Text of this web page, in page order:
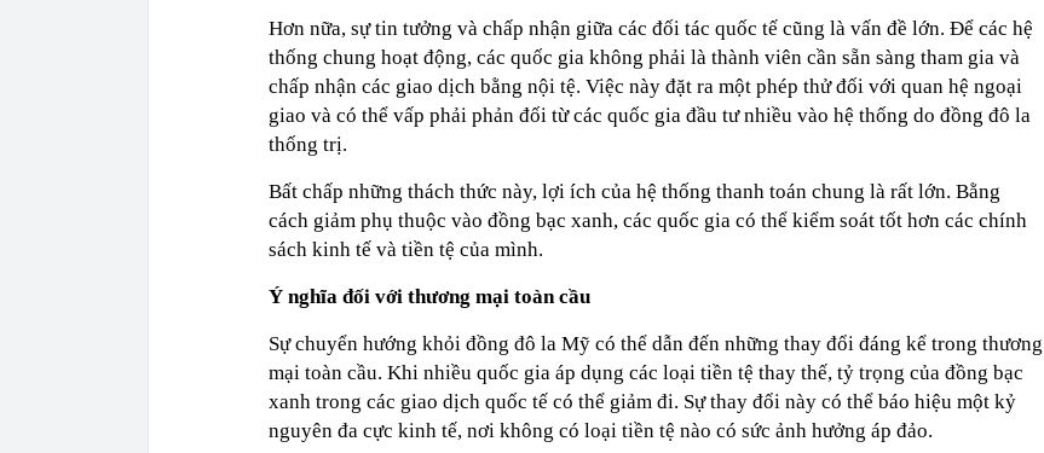
Hơn nữa, sự tin tưởng và chấp nhận giữa các đối tác quốc tế cũng là vấn đề lớn. Để các hệ
thống chung hoạt động, các quốc gia không phải là thành viên cần sẵn sàng tham gia và
chấp nhận các giao dịch bằng nội tệ. Việc này đặt ra một phép thử đối với quan hệ ngoại
giao và có thể vấp phải phản đối từ các quốc gia đầu tư nhiều vào hệ thống do đồng đô la
thống trị.
Bất chấp những thách thức này, lợi ích của hệ thống thanh toán chung là rất lớn. Bằng
cách giảm phụ thuộc vào đồng bạc xanh, các quốc gia có thể kiểm soát tốt hơn các chính
sách kinh tế và tiền tệ của mình.
Ý nghĩa đối với thương mại toàn cầu
Sự chuyển hướng khỏi đồng đô la Mỹ có thể dẫn đến những thay đổi đáng kể trong thương
mại toàn cầu. Khi nhiều quốc gia áp dụng các loại tiền tệ thay thế, tỷ trọng của đồng bạc
xanh trong các giao dịch quốc tế có thể giảm đi. Sự thay đổi này có thể báo hiệu một kỷ
nguyên đa cực kinh tế, nơi không có loại tiền tệ nào có sức ảnh hưởng áp đảo.